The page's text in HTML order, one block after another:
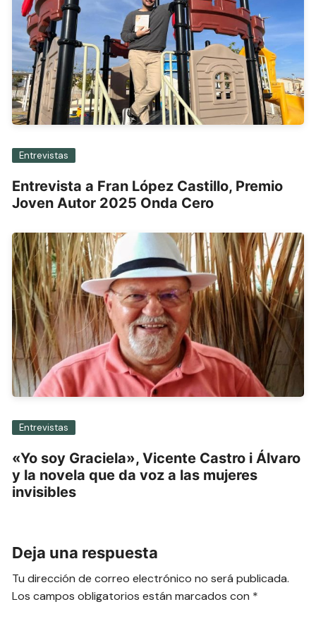
Entrevistas
Entrevista a Fran López Castillo, Premio
Joven Autor 2025 Onda Cero
Entrevistas
«Yo soy Graciela», Vicente Castro i Álvaro
y la novela que da voz a las mujeres
invisibles
Deja una respuesta
Tu dirección de correo electrónico no será publicada.
Los campos obligatorios están marcados con *